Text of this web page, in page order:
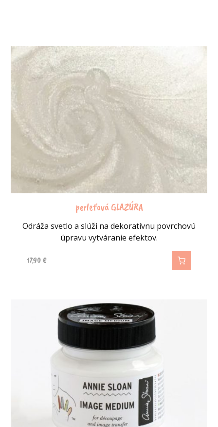
perleťová GLAZÚRA
Odráža svetlo a slúži na dekoratívnu povrchovú
úpravu vytváranie efektov.
17,90€